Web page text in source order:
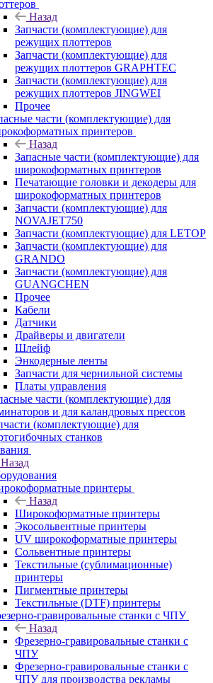
Назад
Запчасти (комплектующие) для
режущих плоттеров
Запчасти (комплектующие) для
режущих плоттеров GRAPHTEC
Запчасти (комплектующие) для
режущих плоттеров JINGWEI
Прочее
части (комплектующие) для
принтеров
Назад
Запасные части (комплектующие) для
широкоформатных принтеров
Печатающие головки и декодеры для
широкоформатных принтеров
Запчасти (комплектующие) для
NOVAJET750
Запчасти (комплектующие) для LETOP
Запчасти (комплектующие) для
GRANDO
Запчасти (комплектующие) для
GUANGCHEN
Прочее
Кабели
Датчики
Драйверы и двигатели
Шлейф
Энкодерные ленты
Запчасти для чернильной системы
Платы управления
части (комплектующие) для
и для каландровых прессов
(комплектующие) для
станков
Назад
принтеры
Назад
Широкоформатные принтеры
Экосольвентные принтеры
UV широкоформатные принтеры
Сольвентные принтеры
Текстильные (сублимационные)
принтеры
Пигментные принтеры
Текстильные (DTF) принтеры
гравировальные станки с ЧПУ
Назад
Фрезерно-гравировальные станки с
ЧПУ
Фрезерно-гравировальные станки с
ЧПУ для производства рекламы